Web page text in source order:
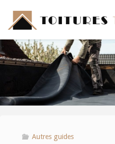
content
Autres guides